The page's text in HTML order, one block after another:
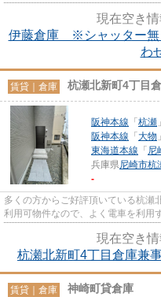
現在空き情
伊藤倉庫 ※シャッター無
わ
賃貸｜倉庫 杭瀬北新町4丁目
阪神本線 「 杭瀬
阪神本線 「 大物
東海道本線 「 尼
兵庫県尼崎市杭
-
多くの方からご好評頂いている杭瀬
利用可物件なので、よく電車を利用
現在空き情
杭瀬北新町4丁目倉庫兼
賃貸｜倉庫 神崎町貸倉庫